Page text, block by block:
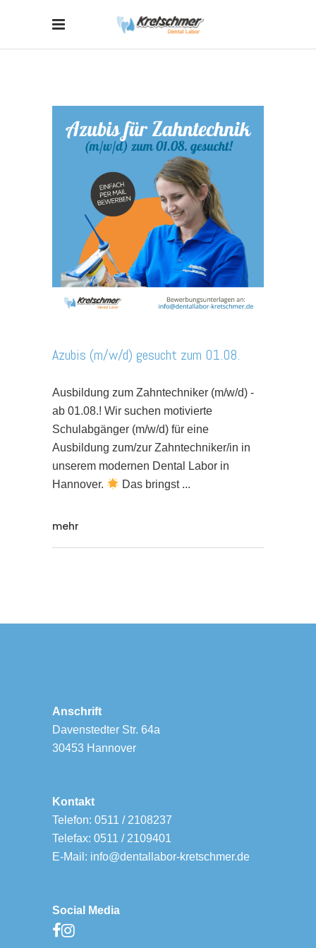
Azubis (m/w/d) gesucht zum 01.08.
Ausbildung zum Zahntechniker (m/w/d) -
ab 01.08.! Wir suchen motivierte
Schulabgänger (m/w/d) für eine
Ausbildung zum/zur Zahntechniker/in in
unserem modernen Dental Labor in
Hannover.
Das bringst
mehr
Anschrift
Davenstedter Str. 64a
30453 Hannover
Kontakt
Telefon: 0511 / 2108237
Telefax: 0511 / 2109401
E-Mail: info@dentallabor-kretschmer.de
Social Media